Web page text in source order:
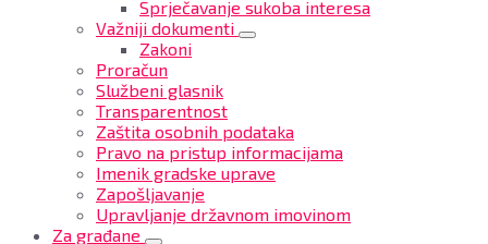
Sprječavanje sukoba interesa
Važniji dokumenti
Zakoni
Proračun
Službeni glasnik
Transparentnost
Zaštita osobnih podataka
Pravo na pristup informacijama
Imenik gradske uprave
Zapošljavanje
Upravljanje državnom imovinom
Za građane